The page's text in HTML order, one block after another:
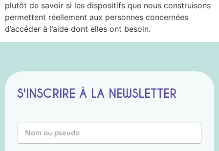
plutôt de savoir si les dispositifs que nous construisons
permettent réellement aux personnes concernées
d’accéder à l’aide dont elles ont besoin.
S'INSCRIRE À LA NEWSLETTER
N
o
N
m